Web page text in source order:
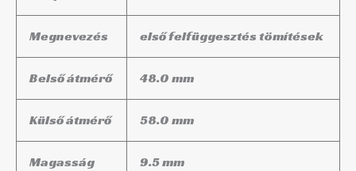
Megnevezés első felfüggesztés tömítések
Belső átmérő 48.0 mm
Külső átmérő 58.0 mm
Magasság 9.5 mm